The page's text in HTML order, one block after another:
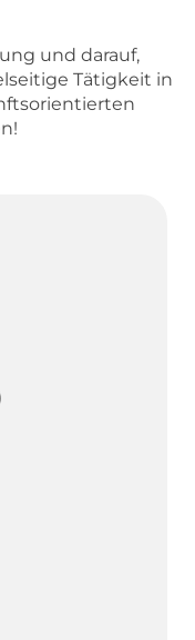
und darauf,
Tätigkeit in